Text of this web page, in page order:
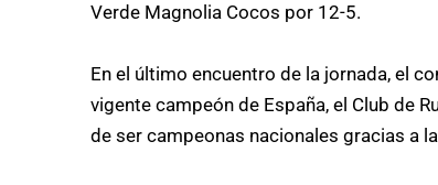
Verde Magnolia Cocos por 12-5.
En el último encuentro de la jornada, el
vigente campeón de España, el Club de
de ser campeonas nacionales gracias a